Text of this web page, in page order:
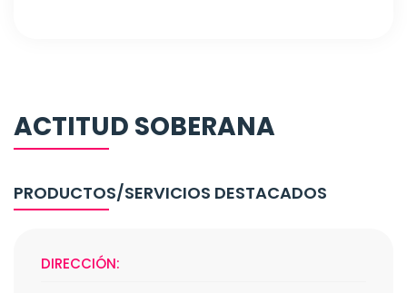
ACTITUD SOBERANA
PRODUCTOS/SERVICIOS DESTACADOS
DIRECCIÓN: